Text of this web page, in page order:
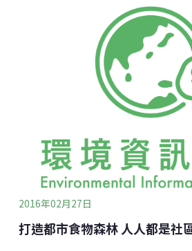
如此。洗髮精、沐浴乳、洗碗精、
這個比例。這也表示，我們其實花
龍頭打開就有的水。更進一步思考
圾、90%的運送費用，就是不必要
Foster創立了Replenish，企圖顛覆
2016年02月27日
打造都市食物森林 人人都是社